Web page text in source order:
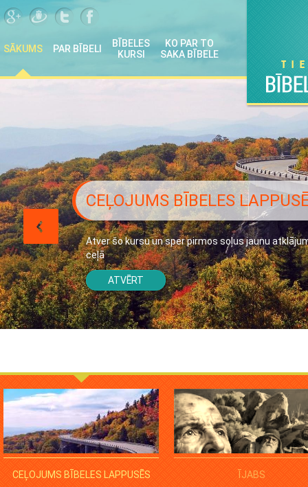
SĀKUMS PAR BĪBELI
BĪBELES
KURSI
KO PAR TO
SAKA BĪBELE
CEĻOJUMS BĪBELES
Atver šo kursu un sper pirmos soļus jaunu
ceļā
ATVĒRT
CEĻOJUMS BĪBELES LAPPUSĒS ĪJABS